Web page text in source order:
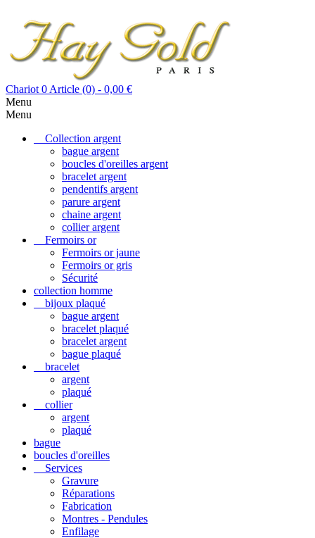
Chariot 0 Article (0) - 0,00 €
Menu
Menu
Collection argent
bague argent
boucles d'oreilles argent
bracelet argent
pendentifs argent
parure argent
chaine argent
collier argent
Fermoirs or
Fermoirs or jaune
Fermoirs or gris
Sécurité
collection homme
bijoux plaqué
bague argent
bracelet plaqué
bracelet argent
bague plaqué
bracelet
argent
plaqué
collier
argent
plaqué
bague
boucles d'oreilles
Services
Gravure
Réparations
Fabrication
Montres - Pendules
Enfilage